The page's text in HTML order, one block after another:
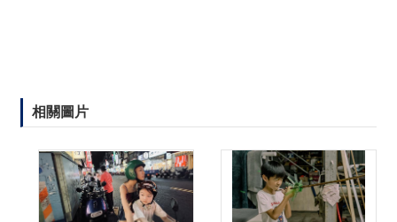
相關圖片